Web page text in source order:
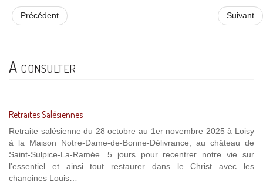
Précédent Suivant
A consulter
Retraites Salésiennes
Retraite salésienne du 28 octobre au 1er novembre 2025 à Loisy
à la Maison Notre-Dame-de-Bonne-Délivrance, au château de
Saint-Sulpice-La-Ramée. 5 jours pour recentrer notre vie sur
l'essentiel et ainsi tout restaurer dans le Christ avec les
chanoines Louis…